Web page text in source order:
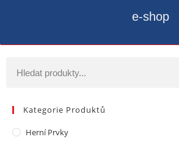
e-shop
Kategorie Produktů
Herní Prvky